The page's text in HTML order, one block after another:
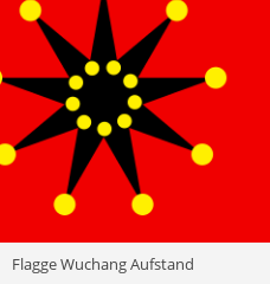
Flagge Wuchang Aufstand